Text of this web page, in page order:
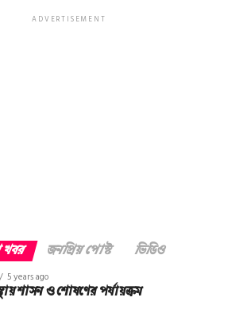
ADVERTISEMENT
খবর জনপ্রিয় পোস্ট ভিডিও
5 years ago
শাসন ও শোষণের পর্যায়ক্রম